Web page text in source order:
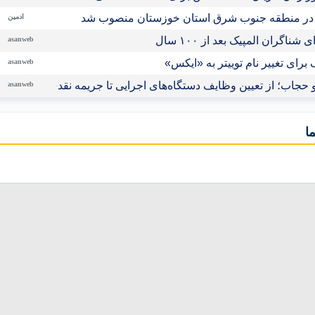
ادمین منطقه جنوب شرق استان خوزستان منصوب شد
asanweb المپیک بعد از ۱۰۰ سال
asanweb تغییر نام توییتر به «ایکس»
asanwebاز تعیین وظایف دستگاه‌های اجرایی تا جریمه نقدی برای